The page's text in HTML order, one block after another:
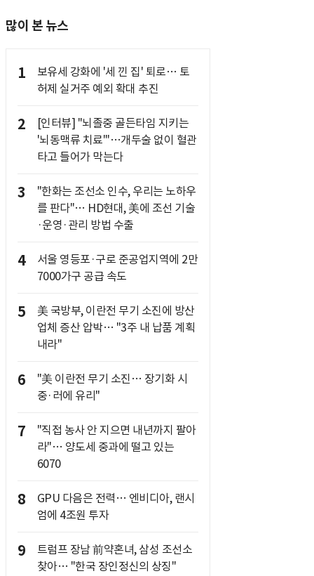
많이 본 뉴스
1
보유세 강화에 '세 낀 집' 퇴로… 토
허제 실거주 예외 확대 추진
2
[인터뷰] "뇌졸중 골든타임 지키는
'뇌동맥류 치료'"…개두술 없이 혈관
타고 들어가 막는다
3
"한화는 조선소 인수, 우리는 노하우
를 판다"… HD현대, 美에 조선 기술
·운영·관리 방법 수출
4
서울 영등포·구로 준공업지역에 2만
7000가구 공급 속도
5
美 국방부, 이란전 무기 소진에 방산
업체 증산 압박… "3주 내 납품 계획
내라"
6
"美 이란전 무기 소진… 장기화 시
중·러에 유리"
7
"직접 농사 안 지으면 내년까지 팔아
라"… 양도세 중과에 떨고 있는
6070
8
GPU 다음은 전력… 엔비디아, 랜시
엄에 4조원 투자
9
트럼프 장남 前약혼녀, 삼성 조선소
찾아… "한국 장인정신의 상징"